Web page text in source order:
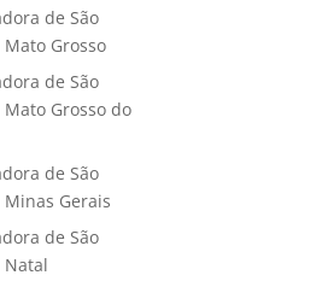
de São
Grosso
de São
Grosso do
de São
Gerais
de São
Natal